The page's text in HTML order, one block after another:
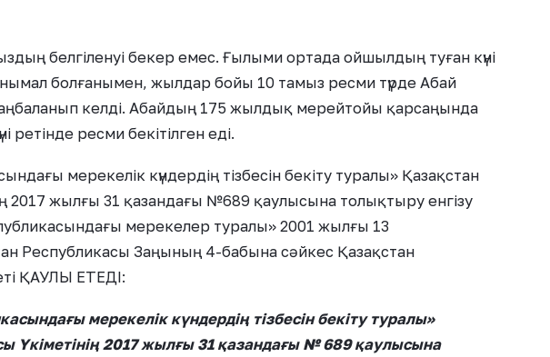
белгіленуі бекер емес. Ғылыми ортада ойшылдың туған күні
болғанымен, жылдар бойы 10 тамыз ресми түрде Абай
келді. Абайдың 175 жылдық мерейтойы қарсаңында
ретінде ресми бекітілген еді.
мерекелік күндердің тізбесін бекіту туралы» Қазақстан
2017 жылғы 31 қазандағы №689 қаулысына толықтыру енгізу
мерекелер туралы» 2001 жылғы 13
Республикасы Заңының 4-бабына сәйкес Қазақстан
ҚАУЛЫ ЕТЕДІ:
мерекелік күндердің тізбесін бекіту туралы»
Үкіметінің 2017 жылғы 31 қазандағы № 689 қаулысына